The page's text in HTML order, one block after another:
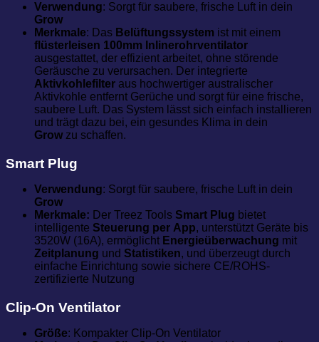
Verwendung: Sorgt für saubere, frische Luft in dein
Grow
Merkmale: Das Belüftungssystem ist mit einem
flüsterleisen 100mm Inlinerohrventilator
ausgestattet, der effizient arbeitet, ohne störende
Geräusche zu verursachen. Der integrierte
Aktivkohlefilter aus hochwertiger australischer
Aktivkohle entfernt Gerüche und sorgt für eine frische,
saubere Luft. Das System lässt sich einfach installieren
und trägt dazu bei, ein gesundes Klima in dein
Growzu schaffen.
Smart Plug
Verwendung: Sorgt für saubere, frische Luft in dein
Grow
Merkmale: Der Treez Tools Smart Plug bietet
intelligente Steuerung per App, unterstützt Geräte bis
3520W (16A), ermöglicht Energieüberwachung mit
Zeitplanung und Statistiken, und überzeugt durch
einfache Einrichtung sowie sichere CE/ROHS-
zertifizierte Nutzung
Clip-On Ventilator
Größe: Kompakter Clip-On Ventilator